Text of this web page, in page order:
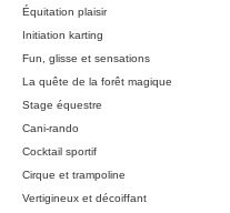
Équitation plaisir
Initiation karting
Fun, glisse et sensations
La quête de la forêt magique
Stage équestre
Cani-rando
Cocktail sportif
Cirque et trampoline
Vertigineux et décoiffant